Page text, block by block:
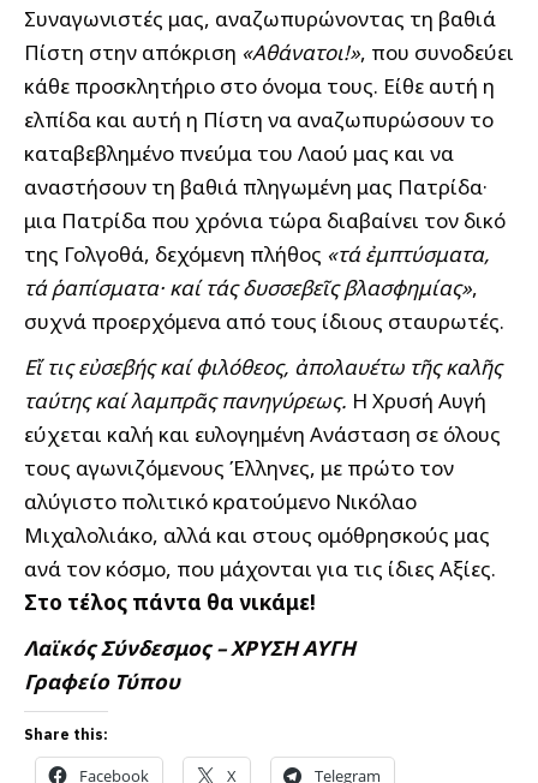
Συναγωνιστές μας, αναζωπυρώνοντας τη βαθιά
Πίστη στην απόκριση «Αθάνατοι!», που συνοδεύει
κάθε προσκλητήριο στο όνομα τους. Είθε αυτή η
ελπίδα και αυτή η Πίστη να αναζωπυρώσουν το
καταβεβλημένο πνεύμα του Λαού μας και να
αναστήσουν τη βαθιά πληγωμένη μας Πατρίδα·
μια Πατρίδα που χρόνια τώρα διαβαίνει τον δικό
της Γολγοθά, δεχόμενη πλήθος «τά ἐμπτύσματα,
τά ῥαπίσματα· καί τάς δυσσεβεῖς βλασφημίας»,
συχνά προερχόμενα από τους ίδιους σταυρωτές.
Εἴ τις εὐσεβής καί φιλόθεος, ἀπολαυέτω τῆς καλῆς
ταύτης καί λαμπρᾶς πανηγύρεως. Η Χρυσή Αυγή
εύχεται καλή και ευλογημένη Ανάσταση σε όλους
τους αγωνιζόμενους Έλληνες, με πρώτο τον
αλύγιστο πολιτικό κρατούμενο Νικόλαο
Μιχαλολιάκο, αλλά και στους ομόθρησκούς μας
ανά τον κόσμο, που μάχονται για τις ίδιες Αξίες.
Στο τέλος πάντα θα νικάμε!
Λαϊκός Σύνδεσμος – ΧΡΥΣΗ ΑΥΓΗ
Γραφείο Τύπου
Share this:
Facebook X Telegram